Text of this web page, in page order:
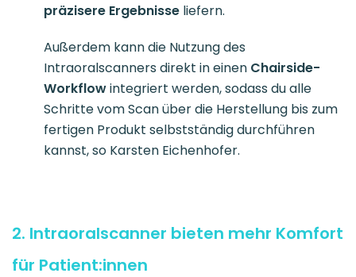
präzisere Ergebnisse liefern.
Außerdem kann die Nutzung des
Intraoralscanners direkt in einen Chairside-
Workflowintegriert werden, sodass du alle
Schritte vom Scan über die Herstellung bis zum
fertigen Produkt selbstständig durchführen
kannst, so Karsten Eichenhofer.
2. Intraoralscanner bieten mehr Komfort
für Patient:innen